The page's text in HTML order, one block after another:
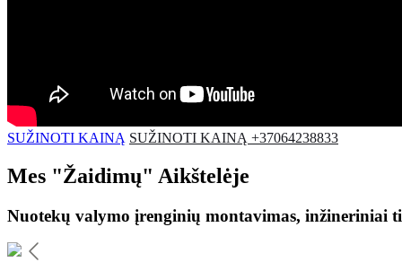
SUŽINOTI KAINĄ SUŽINOTI KAINĄ +37064238833
Mes "Žaidimų" Aikštelėje
Nuotekų valymo įrenginių montavimas, inžineriniai